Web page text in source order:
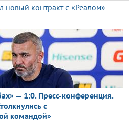
новый контракт с «Реалом»
— 1:0. Пресс-конференция.
с
командой»